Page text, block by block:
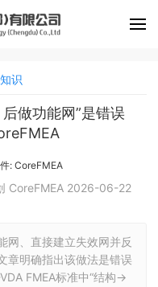
识
做功能网”是错误
: CoreFMEA
CoreFMEA 2026-06-22
网、直接建立失效网并反
章明确指出该做法是错误
FMEA标准中“结构→